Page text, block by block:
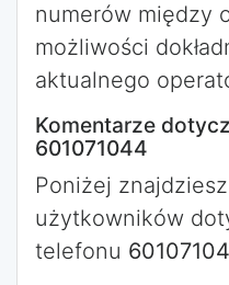
numerów między
możliwości
aktualnego
Komentarze
601071044
Poniżej
użytkowników
telefonu